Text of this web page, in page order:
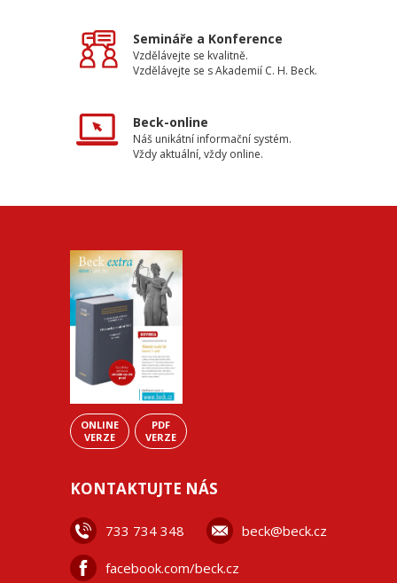
Semináře a Konference
Vzdělávejte se kvalitně.
Vzdělávejte se s Akademií C. H. Beck.
Beck-online
Náš unikátní informační systém.
Vždy aktuální, vždy online.
ONLINE
VERZE
PDF
VERZE
KONTAKTUJTE NÁS
733 734 348 beck@beck.cz
facebook.com/beck.cz